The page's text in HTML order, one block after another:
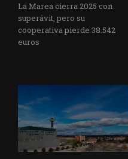
La Marea cierra 2025 con
superávit, pero su
cooperativa pierde 38.542
euros